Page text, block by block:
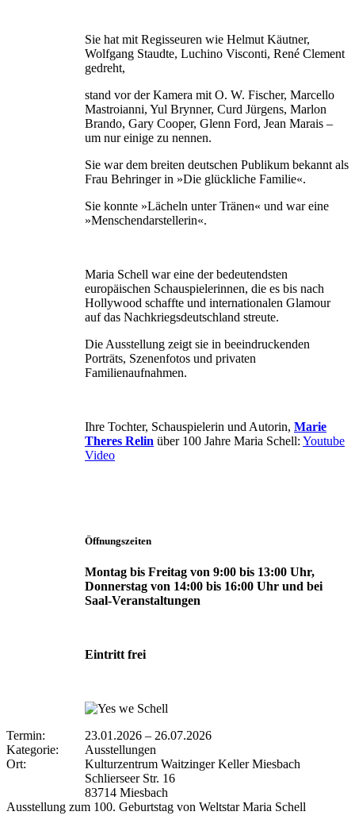
Sie hat mit Regisseuren wie Helmut Käutner,
Wolfgang Staudte, Luchino Visconti, René Clement
gedreht,
stand vor der Kamera mit O. W. Fischer, Marcello
Mastroianni, Yul Brynner, Curd Jürgens, Marlon
Brando, Gary Cooper, Glenn Ford, Jean Marais –
um nur einige zu nennen.
Sie war dem breiten deutschen Publikum bekannt als
Frau Behringer in »Die glückliche Familie«.
Sie konnte »Lächeln unter Tränen« und war eine
»Menschendarstellerin«.
Maria Schell war eine der bedeutendsten
europäischen Schauspielerinnen, die es bis nach
Hollywood schaffte und internationalen Glamour
auf das Nachkriegsdeutschland streute.
Die Ausstellung zeigt sie in beeindruckenden
Porträts, Szenenfotos und privaten
Familienaufnahmen.
Ihre Tochter, Schauspielerin und Autorin, Marie
Theres Relin über 100 Jahre Maria Schell: Youtube
Video
Öffnungszeiten
Montag bis Freitag von 9:00 bis 13:00 Uhr,
Donnerstag von 14:00 bis 16:00 Uhr und bei
Saal-Veranstaltungen
Eintritt frei
Termin: 23.01.2026 – 26.07.2026
Kategorie:
Ausstellungen
Ort:
Kulturzentrum Waitzinger Keller Miesbach
Schlierseer Str. 16
83714 Miesbach
Ausstellung zum 100. Geburtstag von Weltstar Maria Schell